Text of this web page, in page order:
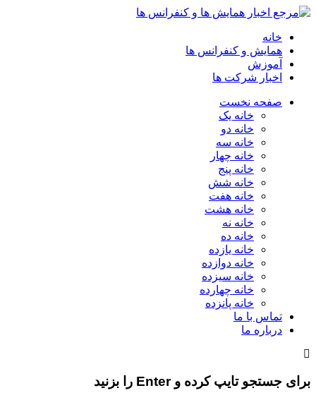
خانه
همایش و کنفرانس ها
آموزش
اخبار شرکت ها
صفحه نخست
خانه یک
خانه دو
خانه سه
خانه چهار
خانه پنج
خانه شش
خانه هفت
خانه هشت
خانه نه
خانه ده
خانه یازده
خانه دوازده
خانه سیزده
خانه چهارده
خانه پانزده
تماس با ما
درباره ما
برای جستجو تایپ کرده و Enter را بزنید